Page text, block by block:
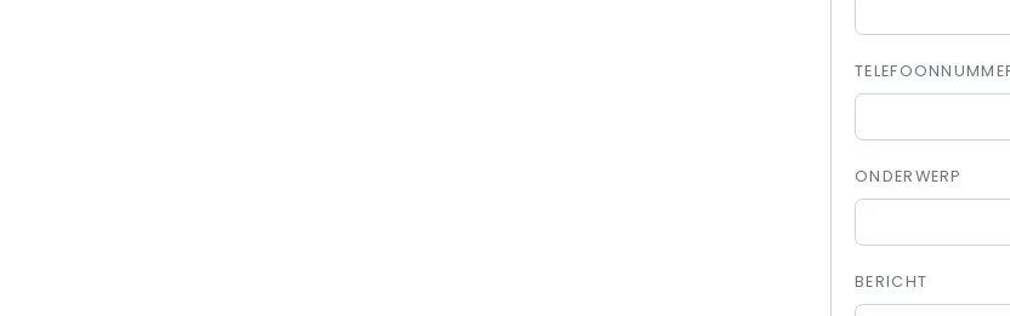
ONDERWERP
BERICHT